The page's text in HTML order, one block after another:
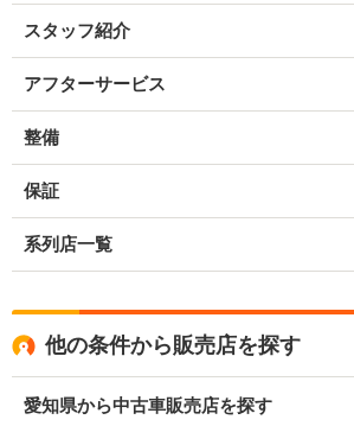
スタッフ紹介
アフターサービス
整備
保証
系列店一覧
他の条件から販売店を探す
愛知県から中古車販売店を探す